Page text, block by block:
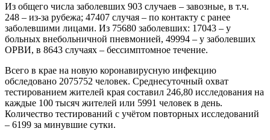
Из общего числа заболевших 903 случаев – завозные, в т.ч.
248 – из-за рубежа; 47407 случая – по контакту с ранее
заболевшими лицами. Из 75680 заболевших: 17043 – у
больных внебольничной пневмонией, 49994 – у заболевших
ОРВИ, в 8643 случаях – бессимптомное течение.
Всего в крае на новую коронавирусную инфекцию
обследовано 2075752 человек. Среднесуточный охват
тестированием жителей края составил 246,80 исследования на
каждые 100 тысяч жителей или 5991 человек в день.
Количество тестирований с учётом повторных исследований
– 6199 за минувшие сутки.